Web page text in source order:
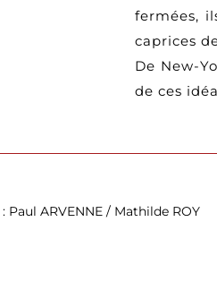
fermées,
caprices
De New-
de ces
: Paul ARVENNE / Mathilde ROY